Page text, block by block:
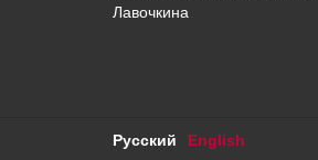
Лавочкина
Русский English